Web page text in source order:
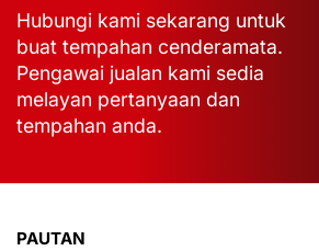
Hubungi kami sekarang untuk
buat tempahan cenderamata.
Pengawai jualan kami sedia
melayan pertanyaan dan
tempahan anda.
PAUTAN